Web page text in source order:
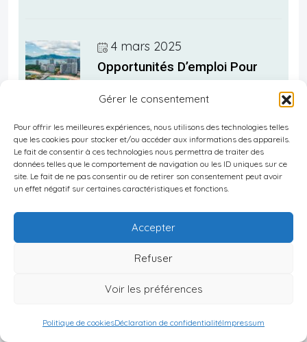
Gérer le consentement
Pour offrir les meilleures expériences, nous utilisons des technologies telles
que les cookies pour stocker et/ou accéder aux informations des appareils.
Le fait de consentir à ces technologies nous permettra de traiter des
données telles que le comportement de navigation ou les ID uniques sur ce
site. Le fait de ne pas consentir ou de retirer son consentement peut avoir
un effet négatif sur certaines caractéristiques et fonctions.
Accepter
Refuser
Voir les préférences
Politique de cookiesDéclaration de confidentialitéImpressum
4 mars 2025
Opportunités D’emploi Pour
4 mars 2025
Sécurité à Panama : Conseils
Pour Une Expatriation Sereine
4 mars 2025
à Panama